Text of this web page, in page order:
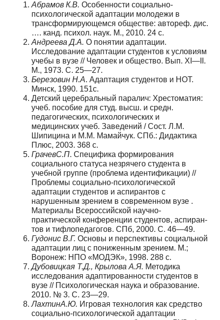
Абрамов К.В. Особенности социально-
психологической адаптации молодежи в
трансформирующемся обществе: автореф. дис.
…. канд. психол. наук. М., 2010. 24 с.
Андреева Д.А. О понятии адаптации.
Исследование адаптации студентов к усло­виям
учебы в вузе // Человек и общество. Вып. XI—II.
М., 1973. С. 25—27.
Березовин Н.А. Адаптация студентов и НОТ.
Минск, 1990. 151с.
Детский церебральный паралич: Хрестоматия:
учеб. пособие для студ. высш. и средн.
педагогических, психологических и
медицинских учеб. Заведений / Сост. Л.М.
Шипицина и М.М. Мамайчук. СПб.: Дидактика
Плюс, 2003. 368 с.
ГрачевС.П. Специфика формирования
социального статуса незрячего студента в
учебной группе (проблема идентификации) //
Проблемы социально-психологиче­ской
адаптации студентов и аспирантов с
нарушенным зрением в современном вузе .
Материалы Всероссийской научно-
практической конференции студентов, аспиран­
тов и тифлопедагогов. СПб, 2000. С. 46—49.
Гудонис В.Г. Основы и перспективы социальной
адаптации лиц с пониженным зрением. М.;
Воронеж: НПО «МОДЭК», 1998. 288 с.
Дубовицкая Т.Д., Крылова А.Я. Методика
исследования адаптированности сту­дентов в
вузе // Психологическая наука и образование.
2010. № 3. С. 23—29.
ЛахтинА.Ю. Игровая технология как средство
социально-психологической адаптации